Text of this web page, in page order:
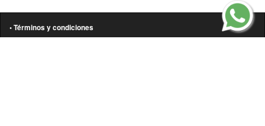
• Términos y condiciones